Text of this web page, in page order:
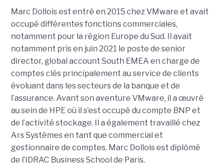
Marc Dollois est entré en 2015 chez VMware et avait
occupé différentes fonctions commerciales,
notamment pour la région Europe du Sud. Il avait
notamment pris en juin 2021 le poste de senior
director, global account South EMEA en charge de
comptes clés principalement au service de clients
évoluant dans les secteurs de la banque et de
l’assurance. Avant son aventure VMware, il a œuvré
au sein de HPE où il s’est occupé du compte BNP et
de l’activité stockage. Il a également travaillé chez
Ars Systèmes en tant que commercial et
gestionnaire de comptes. Marc Dollois est diplômé
de l’IDRAC Business School de Paris.